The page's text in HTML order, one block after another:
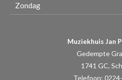
Zondag
Muziekhuis Jan
Gedempte
1741 GC,
Telefoon: